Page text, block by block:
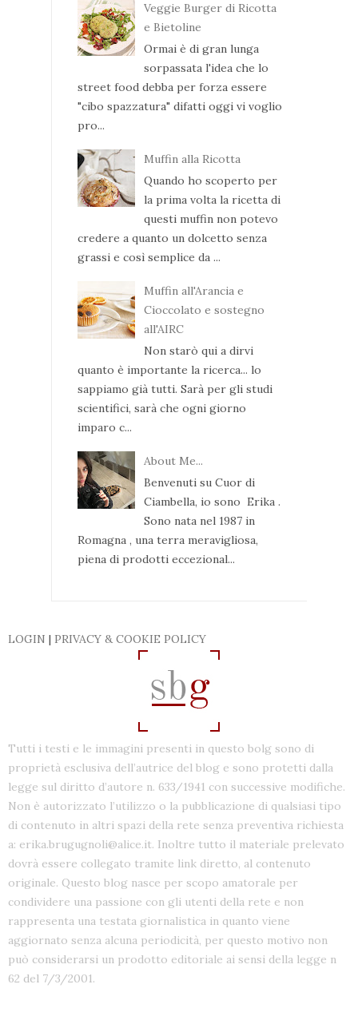
Veggie Burger di Ricotta
e Bietoline
Ormai è di gran lunga
sorpassata l'idea che lo
street food debba per forza essere
"cibo spazzatura" difatti oggi vi voglio
pro...
Muffin alla Ricotta
Quando ho scoperto per
la prima volta la ricetta di
questi muffin non potevo
credere a quanto un dolcetto senza
grassi e così semplice da ...
Muffin all'Arancia e
Cioccolato e sostegno
all'AIRC
Non starò qui a dirvi
quanto è importante la ricerca... lo
sappiamo già tutti. Sarà per gli studi
scientifici, sarà che ogni giorno
imparo c...
About Me...
Benvenuti su Cuor di
Ciambella, io sono Erika .
Sono nata nel 1987 in
Romagna , una terra meravigliosa,
piena di prodotti eccezional...
LOGIN | PRIVACY & COOKIE POLICY
Tutti i testi e le immagini presenti in questo bolg sono di
proprietà esclusiva dell’autrice del blog e sono protetti dalla
legge sul diritto d’autore n. 633/1941 con successive modifiche.
Non è autorizzato l’utilizzo o la pubblicazione di qualsiasi tipo
di contenuto in altri spazi della rete senza preventiva richiesta
a: erika.brugugnoli@alice.it. Inoltre tutto il materiale prelevato
dovrà essere collegato tramite link diretto, al contenuto
originale. Questo blog nasce per scopo amatorale per
condividere una passione con gli utenti della rete e non
rappresenta una testata giornalistica in quanto viene
aggiornato senza alcuna periodicità, per questo motivo non
può considerarsi un prodotto editoriale ai sensi della legge n
62 del 7/3/2001.